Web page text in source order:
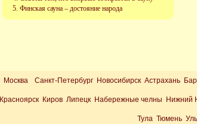
Финская сауна – достояние народа
Москва Санкт-Петербург Новосибирск Астрахань
Красноярск Киров Липецк Набережные челны Нижний
Тула Тюмень